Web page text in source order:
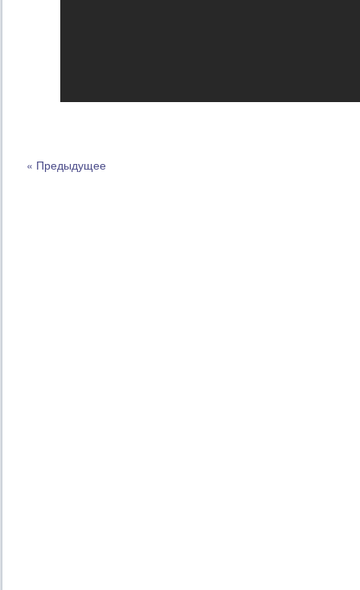
« Предыдущее